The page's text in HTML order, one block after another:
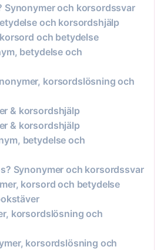
Synonymer och korsordssvar
och korsordshjälp
och betydelse
betydelse och
korsordslösning och
& korsordshjälp
& korsordshjälp
betydelse och
Synonymer och korsordssvar
korsord och betydelse
korsordslösning och
korsordslösning och